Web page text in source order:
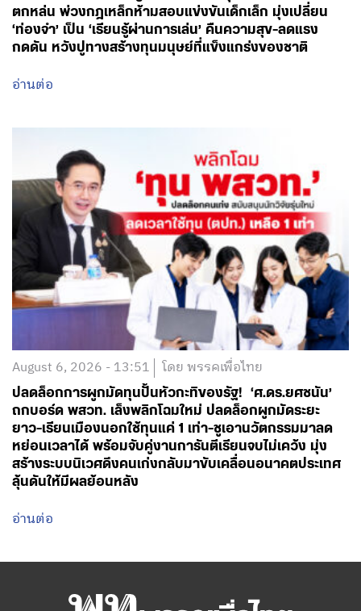
อ่านต่อ
August 6, 2026 - 13:51 โดย พรรคเพื่อไทย
ปลดล็อกการผูกมัดทุนปั้นหัวกะทิของรัฐ! ‘ศ.ดร.ยศชนัน’
ถกบอร์ด พสวท. เล็งพลิกโฉมใหม่ ปลดล็อกผูกมัดระยะ
ยาว-เรียนเมืองนอกใช้ทุนแค่ 1 เท่า-ชูเอานวัตกรรมมาลด
หย่อนเวลาได้ พร้อมจับคู่งานการันตีเรียนจบไม่เคว้ง มุ่ง
สร้างระบบนิเวศดึงคนเก่งกลับมาขับเคลื่อนอนาคตประเทศ
ลุ้นดันให้มีผลย้อนหลัง
อ่านต่อ
เลขที่ 197 ถนนวิภาวดีรังสิต แขวงสามเสนใน